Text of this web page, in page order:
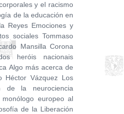
y el racismo
de la educación en
Reyes Emociones y
sociales Tommaso
Mansilla Corona
heróis nacionais
Algo más acerca de
Héctor Vázquez Los
de la neurociencia
europeo al
de la Liberación